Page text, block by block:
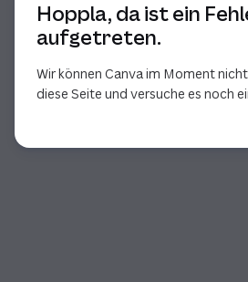
Hoppla, da ist ein
aufgetreten.
Wir können Canva im Moment
diese Seite und versuche es noch